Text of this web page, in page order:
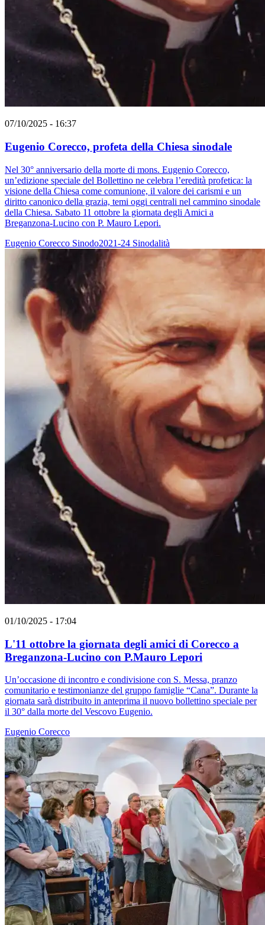
07/10/2025 - 16:37
Eugenio Corecco, profeta della Chiesa sinodale
Nel 30° anniversario della morte di mons. Eugenio Corecco,
un’edizione speciale del Bollettino ne celebra l’eredità profetica: la
visione della Chiesa come comunione, il valore dei carismi e un
diritto canonico della grazia, temi oggi centrali nel cammino sinodale
della Chiesa. Sabato 11 ottobre la giornata degli Amici a
Breganzona-Lucino con P. Mauro Lepori.
Eugenio Corecco Sinodo2021-24 Sinodalità
01/10/2025 - 17:04
L'11 ottobre la giornata degli amici di Corecco a
Breganzona-Lucino con P.Mauro Lepori
Un’occasione di incontro e condivisione con S. Messa, pranzo
comunitario e testimonianze del gruppo famiglie “Cana”. Durante la
giornata sarà distribuito in anteprima il nuovo bollettino speciale per
il 30° dalla morte del Vescovo Eugenio.
Eugenio Corecco